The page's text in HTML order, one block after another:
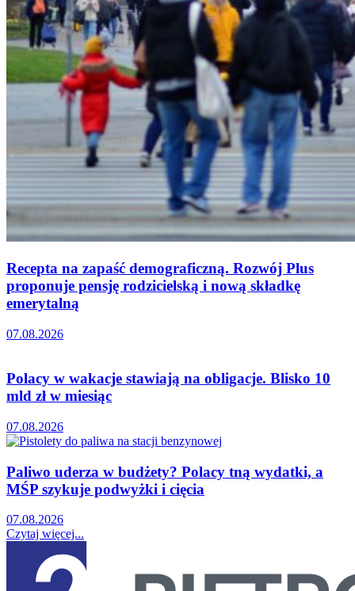
Recepta na zapaść demograficzną. Rozwój Plus
proponuje pensję rodzicielską i nową składkę
emerytalną
07.08.2026
Polacy w wakacje stawiają na obligacje. Blisko 10
mld zł w miesiąc
07.08.2026
Paliwo uderza w budżety? Polacy tną wydatki, a
MŚP szykuje podwyżki i cięcia
07.08.2026
Czytaj więcej...